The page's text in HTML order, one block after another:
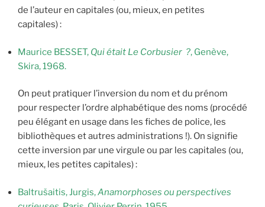
de l’auteur en capitales (ou, mieux, en petites
capitales) :
Maurice BESSET, Qui était Le Corbusier ?, Genève,
Skira, 1968.
On peut pratiquer l’inversion du nom et du prénom
pour respecter l’ordre alphabétique des noms (procédé
peu élégant en usage dans les fiches de police, les
bibliothèques et autres administrations !). On signifie
cette inversion par une virgule ou par les capitales (ou,
mieux, les petites capitales) :
Baltrušaitis, Jurgis,Anamorphoses ou perspectives